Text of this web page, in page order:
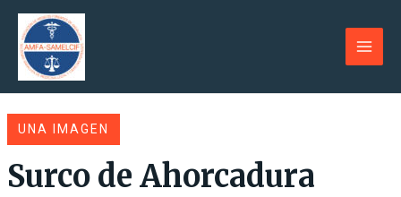
contenido
Main
UNA IMAGEN
Surco de Ahorcadura